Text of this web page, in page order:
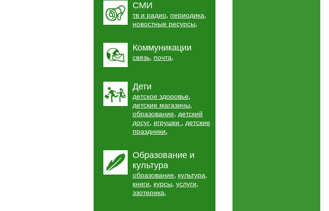
СМИ
тв и радио, периодика,
новостные ресурсы,
Коммуникации
связь, почта,
Дети
детское здоровье,
детские магазины,
образование, детский
досуг, игрушки , детские
праздники,
Образование и
культура
образование, культура,
книги, курсы, услуги,
эзотерика,